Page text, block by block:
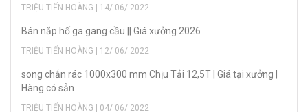
TRIỆU TIẾN HOÀNG | 14/ 06/ 2022
Bán nắp hố ga gang cầu || Giá xưởng 2026
TRIỆU TIẾN HOÀNG | 12/ 06/ 2022
song chắn rác 1000x300 mm Chịu Tải 12,5T | Giá tại xưởng |
Hàng có sẵn
TRIỆU TIẾN HOÀNG | 04/ 06/ 2022